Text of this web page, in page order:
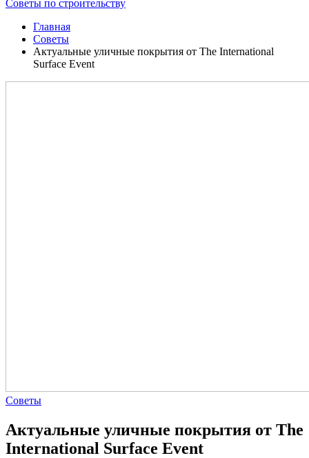
Советы по строительству
Главная
Советы
Актуальные уличные покрытия от The International
Surface Event
Советы
Актуальные уличные покрытия от The
International Surface Event